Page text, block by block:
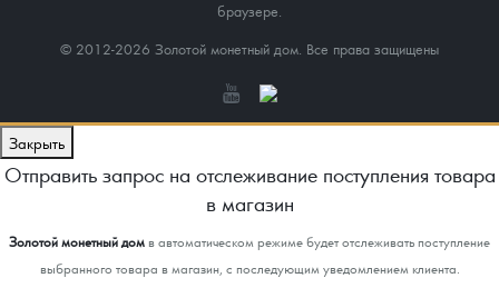
браузере.
© 2012-2026 Золотой монетный дом. Все права защищены
Закрыть
Отправить запрос на отслеживание поступления товара
в магазин
Золотой монетный домв автоматическом режиме будет отслеживать поступление
выбранного товара в магазин, с последующим уведомлением клиента.